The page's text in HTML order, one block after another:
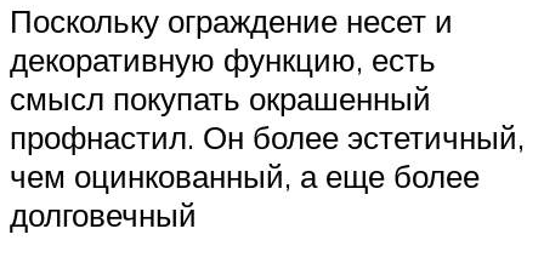
Поскольку ограждение несет и
декоративную функцию, есть
смысл покупать окрашенный
профнастил. Он более эстетичный,
чем оцинкованный, а еще более
долговечный